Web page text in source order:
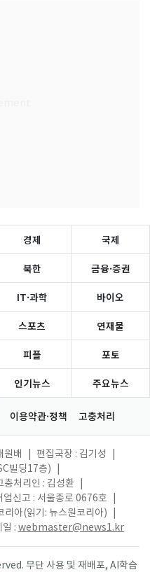
경제 국제
북한 금융·증권
IT·과학 바이오
스포츠 연재물
피플 포토
인기뉴스 주요뉴스
이용약관·정책 고충처리
원배 편집국장 : 김기성
빌딩17층)
충처리인 : 김성환
업신고 : 서울종로 0676호
리아(읽기: 뉴스원코리아)
: webmaster@news1.kr
무단 사용 및 재배포, AI학습